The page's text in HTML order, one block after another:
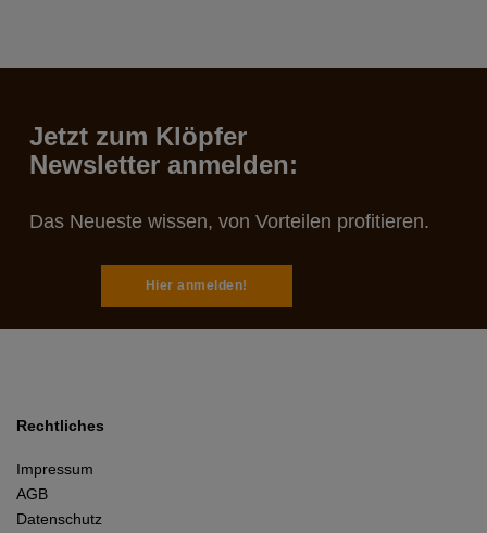
Jetzt zum Klöpfer
Newsletter anmelden:
Das Neueste wissen, von Vorteilen profitieren.
Hier anmelden!
Rechtliches
Impressum
AGB
Datenschutz